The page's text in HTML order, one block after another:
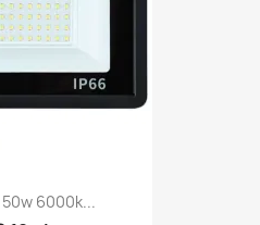
6000k...